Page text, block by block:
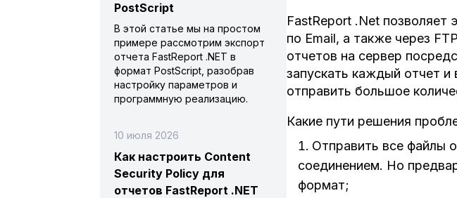
FastReport .Net позволяет
по Email, а также через
отчетов на сервер
запускать каждый отчет
отправить большое
Какие пути решения
Отправить все файлы
соединением. Но
формат;
PostScript
В этой статье мы на простом
примере рассмотрим экспорт
отчета FastReport .NET в
формат PostScript, разобрав
настройку параметров и
программную реализацию.
10 июля 2026
Как настроить Content
Security Policy для
отчетов FastReport .NET